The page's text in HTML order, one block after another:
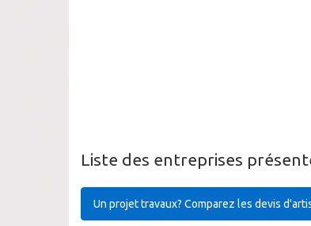
Liste des entreprises
Un projet travaux? Comparez les devis